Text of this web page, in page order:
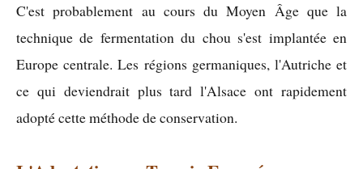
C'est probablement au cours du Moyen Âge que la
technique de fermentation du chou s'est implantée en
Europe centrale. Les régions germaniques, l'Autriche et
ce qui deviendrait plus tard l'Alsace ont rapidement
adopté cette méthode de conservation.